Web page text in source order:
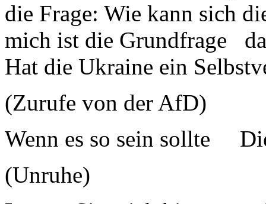
die Frage: Wie kann sich
mich ist die Grundfrage
Hat die Ukraine ein
(Zurufe von der AfD)
Wenn es so sein sollte
(Unruhe)